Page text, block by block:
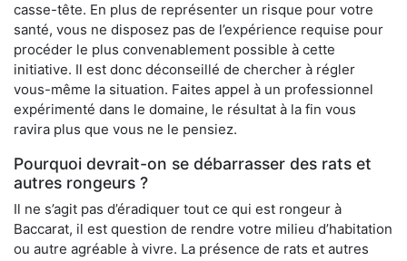
casse-tête. En plus de représenter un risque pour votre
santé, vous ne disposez pas de l’expérience requise pour
procéder le plus convenablement possible à cette
initiative. Il est donc déconseillé de chercher à régler
vous-même la situation. Faites appel à un professionnel
expérimenté dans le domaine, le résultat à la fin vous
ravira plus que vous ne le pensiez.
Pourquoi devrait-on se débarrasser des rats et
autres rongeurs ?
Il ne s’agit pas d’éradiquer tout ce qui est rongeur à
Baccarat, il est question de rendre votre milieu d’habitation
ou autre agréable à vivre. La présence de rats et autres